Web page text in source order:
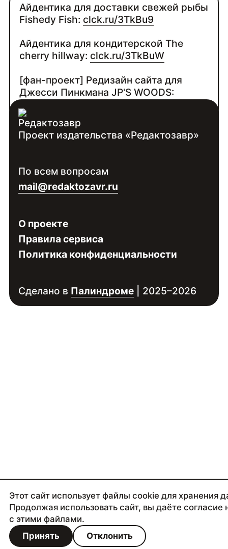
Айдентика для доставки свежей рыбы
Fishedy Fish: clck.ru/3TkBu9
Айдентика для кондитерской The
cherry hillway: clck.ru/3TkBuW
[фан-проект] Редизайн сайта для
Джесси Пинкмана JP'S WOODS:
Контакты:
Войдите
специалиста
Проект издательства «Редактозавр»
По всем вопросам
mail@redaktozavr.ru
О проекте
Правила сервиса
Политика конфиденциальности
Сделано в Палиндроме| 2025–2026
Этот сайт использует файлы cookie для хранения
Продолжая использовать сайт, вы даёте согласие
с этими файлами.
Принять
Отклонить